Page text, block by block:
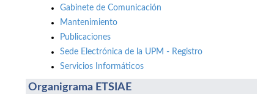
Gabinete de Comunicación
Mantenimiento
Publicaciones
Sede Electrónica de la UPM - Registro
Servicios Informáticos
Organigrama ETSIAE